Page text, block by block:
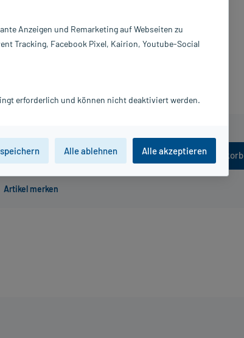
454,75 € / l
In den Warenkorb
B. Braun Melsungen AG
Anzeigen und Remarketing auf Webseiten zu
Tracking, Facebook Pixel, Kairion, Youtube-Social
erforderlich und können nicht deaktiviert werden.
Alle ablehnen Alle akzeptieren